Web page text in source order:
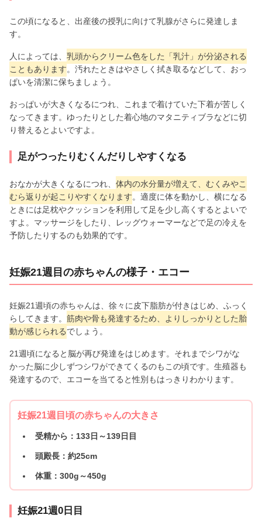
この頃になると、出産後の授乳に向けて乳腺がさらに発達しま
す。
人によっては、 乳頭からクリーム色をした「乳汁」が分泌される
こともあります。汚れたときはやさしく拭き取るなどして、おっ
ぱいを清潔に保ちましょう。
おっぱいが大きくなるにつれ、これまで着けていた下着が苦しく
なってきます。ゆったりとした着心地のマタニティブラなどに切
り替えるとよいですよ。
足がつったりむくんだりしやすくなる
おなかが大きくなるにつれ、 体内の水分量が増えて、むくみやこ
むら返りが起こりやすくなります。適度に体を動かし、横になる
ときには足枕やクッションを利用して足を少し高くするとよいで
すよ。マッサージをしたり、レッグウォーマーなどで足の冷えを
予防したりするのも効果的です。
妊娠21週目の赤ちゃんの様子・エコー
妊娠21週頃の赤ちゃんは、徐々に皮下脂肪が付きはじめ、ふっく
らしてきます。 筋肉や骨も発達するため、よりしっかりとした胎
動が感じられるでしょう。
21週頃になると脳が再び発達をはじめます。それまでシワがな
かった脳に少しずつシワができてくるのもこの頃です。生殖器も
発達するので、エコーを当てると性別もはっきりわかります。
妊娠21週目頃の赤ちゃんの大きさ
受精から：133日～139日目
頭殿長：約25cm
体重：300g～450g
妊娠21週0日目